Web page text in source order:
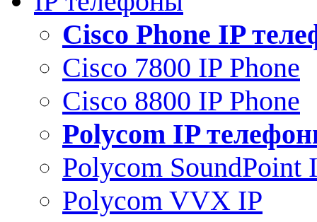
Сisco Phone IP
Cisco 7800 IP Phone
Cisco 8800 IP Phone
Polycom IP
Polycom SoundPoint
Polycom VVX IP